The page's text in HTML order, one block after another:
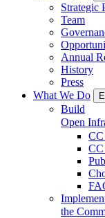
Strategic
Team
Annual
History
Press
What We Do
Build
Open
CC
CC
the